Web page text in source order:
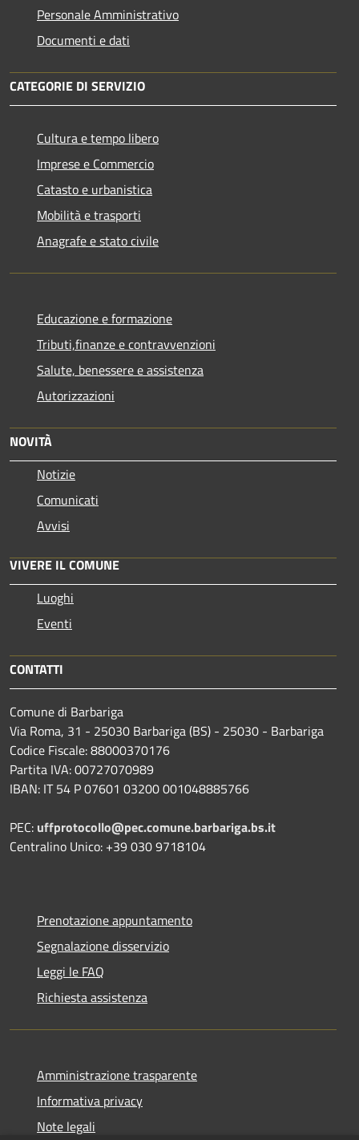
Personale Amministrativo
Documenti e dati
CATEGORIE DI SERVIZIO
Cultura e tempo libero
Imprese e Commercio
Catasto e urbanistica
Mobilità e trasporti
Anagrafe e stato civile
Educazione e formazione
Tributi,finanze e contravvenzioni
Salute, benessere e assistenza
Autorizzazioni
NOVITÀ
Notizie
Comunicati
Avvisi
VIVERE IL COMUNE
Luoghi
Eventi
CONTATTI
Comune di Barbariga
Via Roma, 31 - 25030 Barbariga (BS) - 25030 - Barbariga
Codice Fiscale: 88000370176
Partita IVA: 00727070989
IBAN: IT 54 P 07601 03200 001048885766
PEC: uffprotocollo@pec.comune.barbariga.bs.it
Centralino Unico: +39 030 9718104
Prenotazione appuntamento
Segnalazione disservizio
Leggi le FAQ
Richiesta assistenza
Amministrazione trasparente
Informativa privacy
Note legali